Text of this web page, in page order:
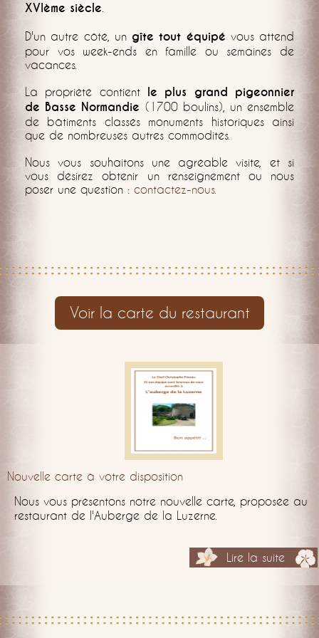
XVIème siècle
D'un autre côté, ungîte tout équipé vous attend
pour vos week-ends en famille ou semaines de
vacances.
La propriété contient
le plus grand pigeonnier
de Basse Normandie (1700 boulins), un ensemble
de bâtiments classés monuments historiques ainsi
que de nombreuses autres commodités.
Nous vous souhaitons une agréable visite, et si
vous désirez obtenir un renseignement ou nous
poser une question : contactez-nous.
Voir la carte du restaurant
Nouvelle carte à votre disposition
Nous vous présentons notre nouvelle carte, proposée au
restaurant de l'Auberge de la Luzerne.
Lire la suite